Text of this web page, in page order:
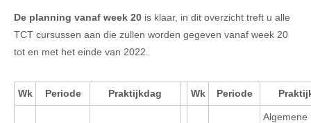
De planning vanaf week 20 is klaar, in dit overzicht treft u alle
TCT cursussen aan die zullen worden gegeven vanaf week 20
tot en met het einde van 2022.
Wk Periode Praktijkdag Wk Periode
Algemene